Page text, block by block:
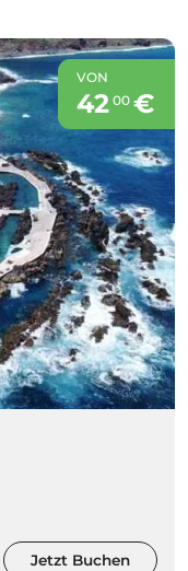
VON
42 00€
Jetzt Buchen